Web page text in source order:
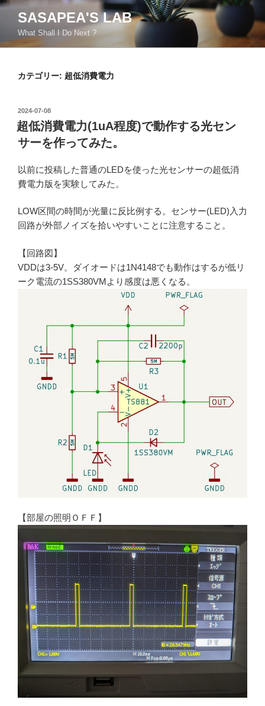
コ
ン
SASAPEA'S LAB
What Shall I Do Next ?
カテゴリー: 超低消費電力
投
稿
日:
2024-07-08
超低消費電力(1uA程度)で動作する光セン
サーを作ってみた。
以前に投稿した普通のLEDを使った光センサーの超低消
費電力版を実験してみた。
LOW区間の時間が光量に反比例する。センサー(LED)入力
回路が外部ノイズを拾いやすいことに注意すること。
【回路図】
VDDは3-5V。ダイオードは1N4148でも動作はするが低リ
ーク電流の1SS380VMより感度は悪くなる。
【部屋の照明ＯＦＦ】